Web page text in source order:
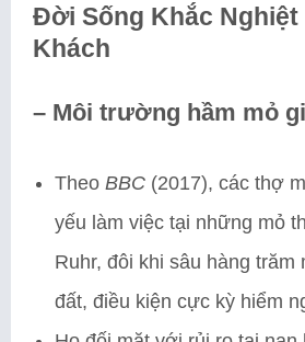
Đời Sống Khắc
Khách
– Môi trường hầm mỏ
Theo BBC (2017), các thợ
yếu làm việc tại những mỏ
Ruhr, đôi khi sâu hàng trăm
đất, điều kiện cực kỳ hiểm